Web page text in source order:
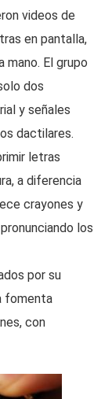
videos de
en pantalla,
El grupo
dos
y señales
dactilares.
letras
a diferencia
crayones y
los
por su
fomenta
con